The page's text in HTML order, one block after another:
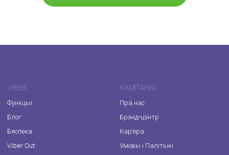
VIBER
Функцыі
Блог
Бяспека
Viber Out
КАМПАНІЯ
Пра нас
Брэнд-цэнтр
Кар'ера
Умовы і Палітыкі